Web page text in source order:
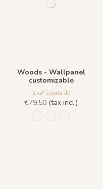
Woods - Wallpanel
customizable
le m² à partir de
€79.50 (tax incl.)